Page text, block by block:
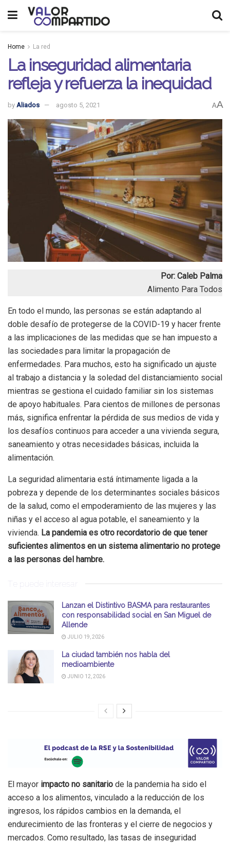
Home La red
La inseguridad alimentaria
refleja y refuerza la inequidad
by Aliados agosto 5, 2021 AA
Por: Caleb Palma
Alimento Para Todos
En todo el mundo, las personas se están adaptando al
doble desafío de protegerse de la COVID-19 y hacer frente
a las implicaciones de las medidas que se han impuesto a
las sociedades para limitar la propagación de
enfermedades. Para muchos, esto ha significado un ajuste
al trabajo a distancia y la soledad del distanciamiento social
mientras se gestiona el cuidado familiar sin los sistemas
de apoyo habituales. Para cientos de millones de personas
más, significa enfrentar la pérdida de sus medios de vida y
los desafíos continuos para acceder a una vivienda segura,
saneamiento y otras necesidades básicas, incluida la
alimentación.
La seguridad alimentaria está íntimamente ligada a la
pobreza y depende de los determinantes sociales básicos
de la salud, como el empoderamiento de las mujeres y las
niñas y el acceso al agua potable, el saneamiento y la
vivienda. La pandemia es otro recordatorio de que tener
suficientes alimentos en un sistema alimentario no protege
a las personas del hambre.
Te puede interesar
Lanzan el Distintivo BASMA para restaurantes
con responsabilidad social en San Miguel de
Allende
JULIO 19, 2026
La ciudad también nos habla del
medioambiente
JUNIO 12, 2026
El mayor impacto no sanitario de la pandemia ha sido el
acceso a los alimentos, vinculado a la reducción de los
ingresos, los rápidos cambios en la demanda, el
endurecimiento de las fronteras y el cierre de negocios y
mercados. Como resultado, las tasas de inseguridad